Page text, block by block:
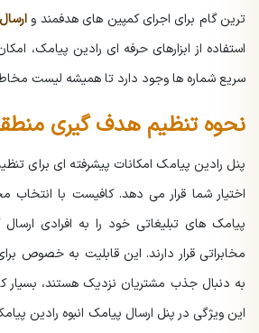
ترین گام برای اجرای کمپین های هدفمند و
استفاده از ابزارهای حرفه ای رادین پیامک،
سریع شماره ها وجود دارد تا همیشه لیست
نحوه تنظیم هدف گیری
پنل رادین پیامک امکانات پیشرفته ای برای
اختیار شما قرار می دهد. کافیست با انتخاب
پیامک های تبلیغاتی خود را به افرادی
مخابراتی قرار دارند. این قابلیت به خصوص
به دنبال جذب مشتریان نزدیک هستند، بسیار
این ویژگی در پنل ارسال پیامک انبوه رادین